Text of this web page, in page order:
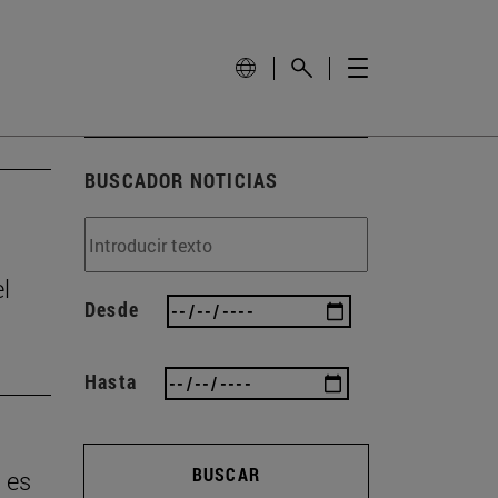
BUSCADOR NOTICIAS
Desde
Hasta
BUSCAR